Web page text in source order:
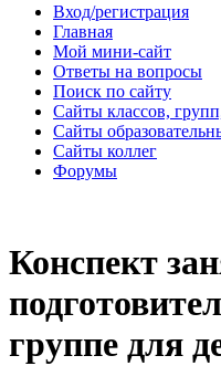
Вход/регистрация
Главная
Мой мини-сайт
Ответы на вопросы
Поиск по сайту
Сайты классов,
Сайты
Сайты коллег
Форумы
Конспект
группе для